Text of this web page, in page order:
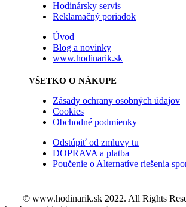
Hodinársky servis
Reklamačný poriadok
Úvod
Blog a novinky
www.hodinarik.sk
VŠETKO O NÁKUPE
Zásady ochrany osobných údajov
Cookies
Obchodné podmienky
Odstúpiť od zmluvy tu
DOPRAVA a platba
Poučenie o Alternatíve riešenia
© www.hodinarik.sk 2022. All Rights